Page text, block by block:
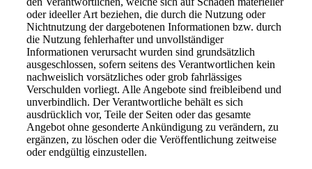
oder ideeller Art beziehen, die durch die Nutzung oder
Nichtnutzung der dargebotenen Informationen bzw. durch
die Nutzung fehlerhafter und unvollständiger
Informationen verursacht wurden sind grundsätzlich
ausgeschlossen, sofern seitens des Verantwortlichen kein
nachweislich vorsätzliches oder grob fahrlässiges
Verschulden vorliegt. Alle Angebote sind freibleibend und
unverbindlich. Der Verantwortliche behält es sich
ausdrücklich vor, Teile der Seiten oder das gesamte
Angebot ohne gesonderte Ankündigung zu verändern, zu
ergänzen, zu löschen oder die Veröffentlichung zeitweise
oder endgültig einzustellen.